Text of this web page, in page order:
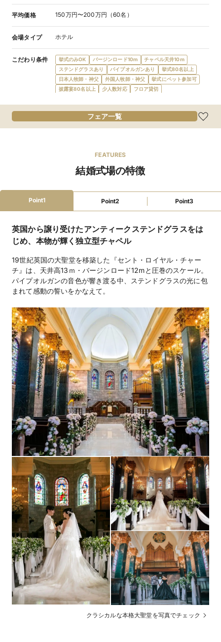
平均価格 150万円〜200万円（60名）
会場タイプ ホテル
こだわり条件 挙式のみOK バージンロード10m
チャペル天井10m
ステンドグラスあり
パイプオルガンあり
挙式80名以上
日本人牧師・神父
外国人牧師・神父
挙式にペット参加可
披露宴80名以上
少人数対応
フロア貸切
オーダーケーキ
デザートビュッフェ
宿泊施設提携
ガーデン・庭 プロジェクターあり
結納可
マタニティドレス充実
親族ゲスト衣装レンタル
親族着付あり
wifi対応 和装が充実
当日払い可
後払い可 駅徒歩5分
3時間以上利用可
バーカウンター
携帯の電波が入る
プチギフト 引き出物手配
景品手配
BGM手配
招待状・印刷物手配
カラオケ手配
装花手配
ゲーム各種手配(ビンゴ)
ファミリーウェ
ディング
授乳室 オムツ替えスペース ベビーベッド
キッズスペース
子ども用衣装
子ども用おもちゃ
挙式スタイル
教会式 275,000円、アトリウム挙式165,000円、人前式
38,500円、神前式 66,000円
料理料金
和洋折衷フルコース14,850円・17,050円（2コース）、
洋（フルコース）13,750円・15,950円（2コース）、な
がさき卓袱12,100円・16,500円（2コース）
飲物料金
3,850円（フリードリンク、ワイン、ウイスキー、カク
テル、スパークリングワイン、ノンアルコールドリン
ク）
持込料金 衣裳・引出物（有料）、その他要相談
設備
写真室、美容室、クローク、メイク室、着付室、控室、
ガーデン、音響、授乳室、プロジェクターほか
フォトギャラリーを見る
宿泊施設 あり（その他市内提携ホテルを紹介可能）
二次会
ホテル内レストランを含め可能 ※ドレスでの二次会も
OK
送迎 あり ※二次会後にマイクロバスで駅までの送迎無料
支払方法 挙式3日前から翌日まで（安心分割プラン紹介あり）
その他
列席者衣裳レンタルあり（着付を含む） 、無料駐車場あ
り
フェア一覧
FEATURES
結婚式場の特徴
Point1 Point2 Point3
英国から譲り受けたアンティークステンドグラスをは
じめ、本物が輝く独立型チャペル
19世紀英国の大聖堂を移築した『セント・ロイヤル・チャー
チ』は、天井高13ｍ・バージンロード12mと圧巻のスケール。
パイプオルガンの音色が響き渡る中、ステンドグラスの光に包
まれて感動の誓いをかなえて。
クラシカルな本格大聖堂を写真でチェック